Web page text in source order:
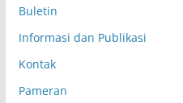
Buletin
Informasi dan Publikasi
Kontak
Pameran